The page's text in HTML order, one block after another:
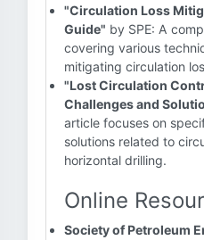
"Circulation Loss
Guide" by SPE: A
covering various
mitigating circulation
"Lost Circulation
Challenges and
article focuses on
solutions related to
horizontal drilling.
Online
Society of Petroleum